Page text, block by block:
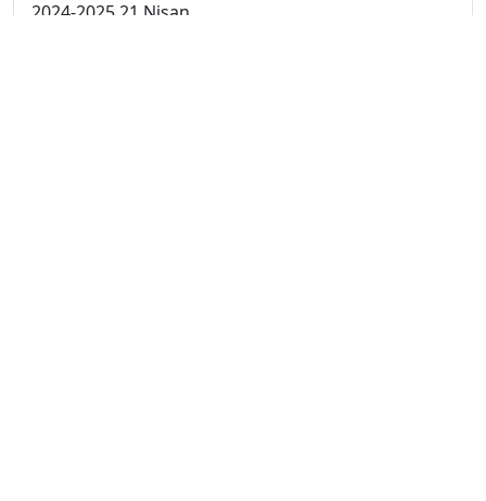
2024-2025 21 Nisan